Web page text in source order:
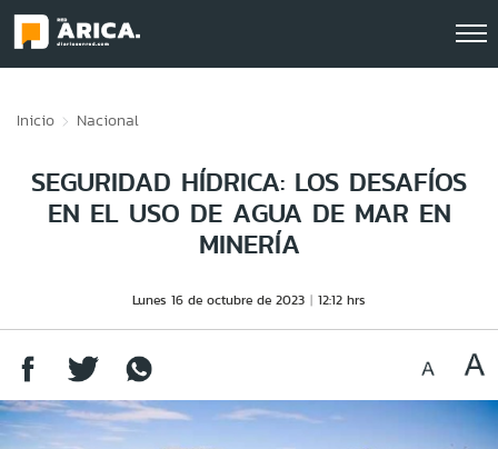
Inicio Nacional
SEGURIDAD HÍDRICA: LOS DESAFÍOS
EN EL USO DE AGUA DE MAR EN
MINERÍA
Lunes 16 de octubre de 2023 12:12 hrs